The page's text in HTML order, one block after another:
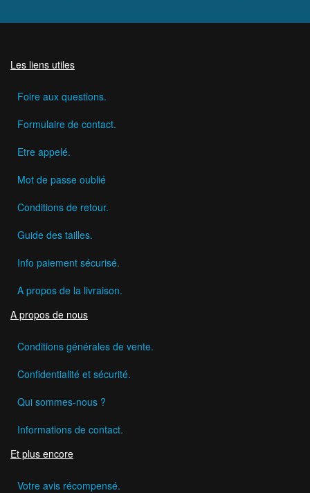
Les liens utiles
Foire aux questions.
Formulaire de contact.
Etre appelé.
Mot de passe oublié
Conditions de retour.
Guide des tailles.
Info paiement sécurisé.
A propos de la livraison.
A propos de nous
Conditions générales de vente.
Confidentialité et sécurité.
Qui sommes-nous ?
Informations de contact.
Et plus encore
Votre avis récompensé.